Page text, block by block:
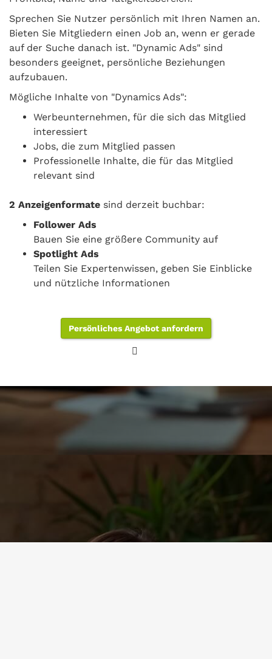
Sprechen Sie Nutzer persönlich mit Ihren Namen an.
Bieten Sie Mitgliedern einen Job an, wenn er gerade
auf der Suche danach ist. "Dynamic Ads" sind
besonders geeignet, persönliche Beziehungen
aufzubauen.
Mögliche Inhalte von "Dynamics Ads":
Werbeunternehmen, für die sich das Mitglied
interessiert
Jobs, die zum Mitglied passen
Professionelle Inhalte, die für das Mitglied
relevant sind
2 Anzeigenformate sind derzeit buchbar:
Follower Ads
Bauen Sie eine größere Community auf
Spotlight Ads
Teilen Sie Expertenwissen, geben Sie Einblicke
und nützliche Informationen
Persönliches Angebot anfordern